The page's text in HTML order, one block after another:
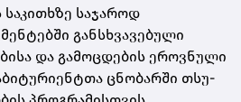
საკითხზე საჯაროდ
განსხვავებული
და გამოცდების ეროვნული
ცნობარში თსუ-